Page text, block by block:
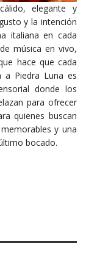
elegante y
y la intención
italiana en cada
música en vivo,
hace que cada
a Piedra Luna es
donde los
para ofrecer
quienes buscan
y una
bocado.